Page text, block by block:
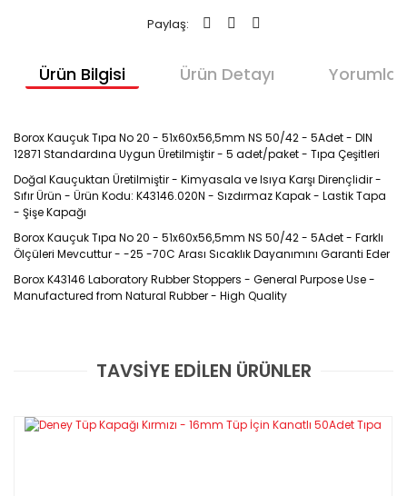
Paylaş:
Ürün Bilgisi Ürün Detayı Yorumlar
Borox Kauçuk Tıpa No 20 - 51x60x56,5mm NS 50/42 - 5Adet - DIN
12871 Standardına Uygun Üretilmiştir - 5 adet/paket - Tıpa Çeşitleri
Doğal Kauçuktan Üretilmiştir - Kimyasala ve Isıya Karşı Dirençlidir -
Sıfır Ürün - Ürün Kodu: K43146.020N - Sızdırmaz Kapak - Lastik Tapa
- Şişe Kapağı
Borox Kauçuk Tıpa No 20 - 51x60x56,5mm NS 50/42 - 5Adet - Farklı
Ölçüleri Mevcuttur - -25 -70C Arası Sıcaklık Dayanımını Garanti Eder
Borox K43146 Laboratory Rubber Stoppers - General Purpose Use -
Manufactured from Natural Rubber - High Quality
Bu ürüne ilk yorumu siz yapın!
Yorum Yaz
DIN 12871 standardına uygun olarak üretilmiştir
Mükemmel kimyasal direnci ve - 25-70 °C arası sıcaklık
TAVSİYE EDİLEN ÜRÜNLER